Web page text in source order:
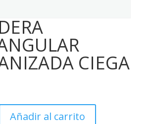
CIEGA
Añadir al carrito